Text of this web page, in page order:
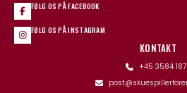
FØLG OS PÅ FACEBOOK
FØLG OS PÅ INSTAGRAM
KONTAKT
+45 3584